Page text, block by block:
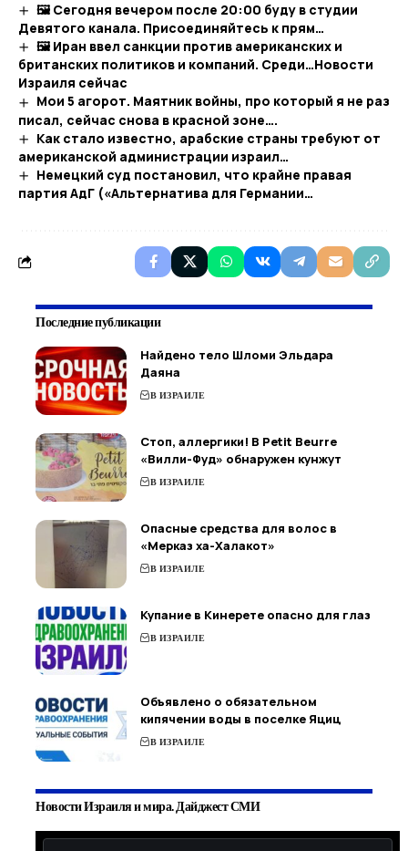
🖼 Сегодня вечером после 20:00 буду в студии
Девятого канала. Присоединяйтесь к прям…
🖼 Иран ввел санкции против американских и
британских политиков и компаний. Среди…​Новости
Израиля сейчас
Мои 5 агорот. Маятник войны, про который я не раз
писал, сейчас снова в красной зоне….
Как стало известно, арабские страны требуют от
американской администрации израил…
Немецкий суд постановил, что крайне правая
партия АдГ («Альтернатива для Германии…
Последние публикации
Найдено тело Шломи Эльдара
Даяна
В ИЗРАИЛЕ
Стоп, аллергики! В Petit Beurre
«Вилли-Фуд» обнаружен кунжут
В ИЗРАИЛЕ
Опасные средства для волос в
«Мерказ ха-Халакот»
В ИЗРАИЛЕ
Купание в Кинерете опасно для глаз
В ИЗРАИЛЕ
Объявлено о обязательном
кипячении воды в поселке Яциц
В ИЗРАИЛЕ
Новости Израиля и мира. Дайджест СМИ